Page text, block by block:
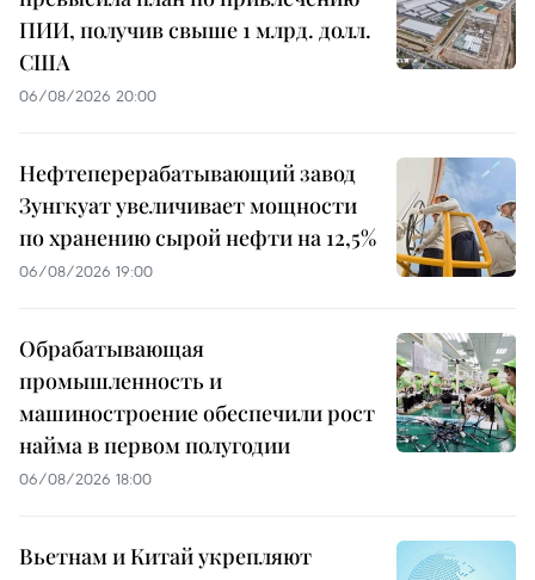
ПИИ, получив свыше 1 млрд. долл.
США
06/08/2026 20:00
Нефтеперерабатывающий завод
Зунгкуат увеличивает мощности
по хранению сырой нефти на 12,5%
06/08/2026 19:00
Обрабатывающая
промышленность и
машиностроение обеспечили рост
найма в первом полугодии
06/08/2026 18:00
Вьетнам и Китай укрепляют